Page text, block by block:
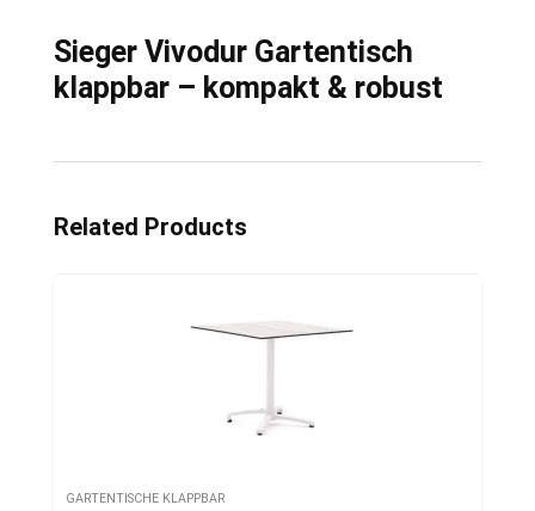
Sieger Vivodur Gartentisch
klappbar – kompakt & robust
Related Products
GARTENTISCHE KLAPPBAR